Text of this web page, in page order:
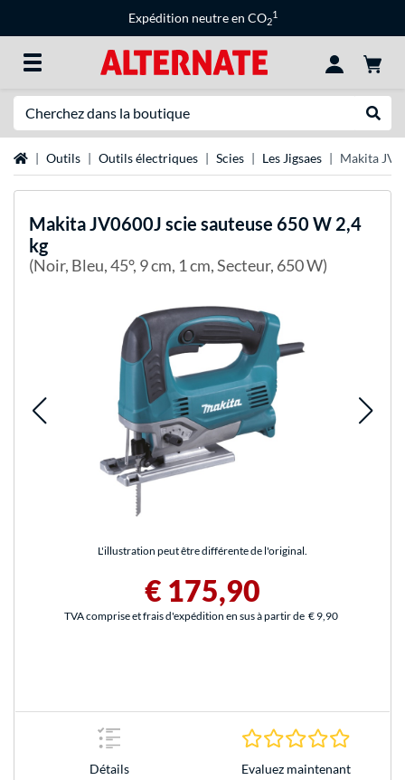
Expédition neutre en CO2
1
Page d'accueil
Outils Outils électriques Scies Les Jigsaes Makita
MakitaJV0600J scie sauteuse 650 W 2,4
kg
(Noir, Bleu, 45°, 9 cm, 1 cm, Secteur, 650 W)
L'illustration peut être différente de l'original.
€ 175,90
TVA comprise et frais d'expédition en sus à partir de € 9,90
Détails Evaluez maintenant